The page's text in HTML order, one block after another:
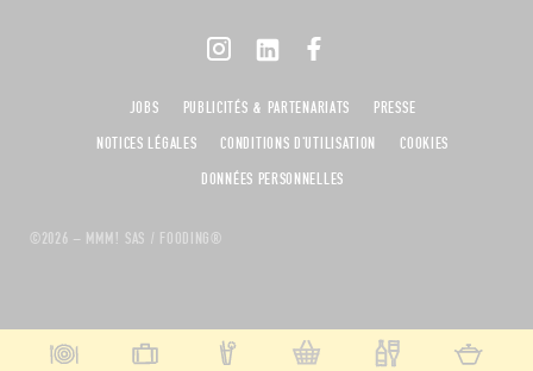
©2026 – MMM! SAS / FOODING®
JOBS PUBLICITÉS & PARTENARIATS
PRESSE
NOTICES LÉGALES
CONDITIONS D'UTILISATION
COOKIES
DONNÉES PERSONNELLES